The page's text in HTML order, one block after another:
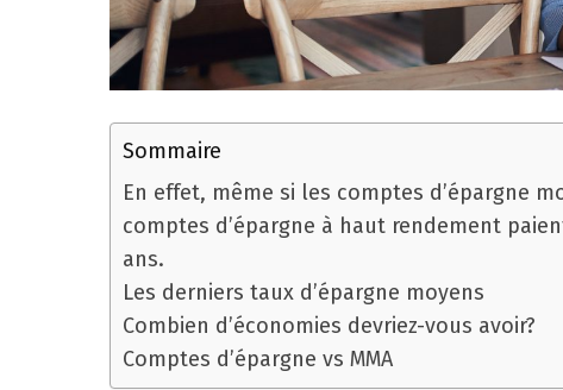
Sommaire
En effet, même si les comptes d’épargne
comptes d’épargne à haut rendement
ans.
Les derniers taux d’épargne moyens
Combien d’économies devriez-vous avoir?
Comptes d’épargne vs MMA